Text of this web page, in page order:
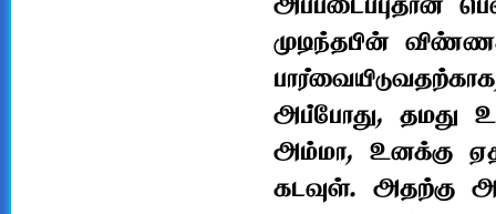
முடிந்தபின்
அப்போது, தமது
அம்மா, உனக்கு
கடவுள். அதற்கு